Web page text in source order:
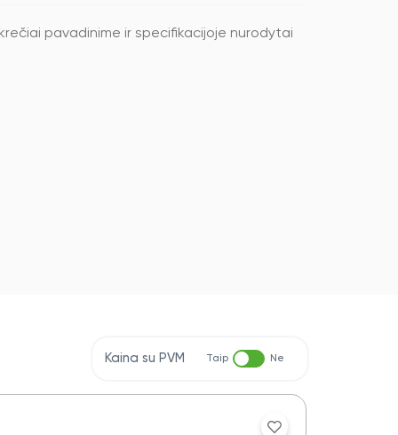
pavadinime ir specifikacijoje nurodytai
Kaina su PVM Taip Ne